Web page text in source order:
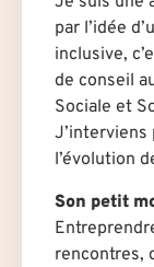
par l’idée
inclusive,
de conseil
Sociale et
l’évolution
Son petit
rencontres,